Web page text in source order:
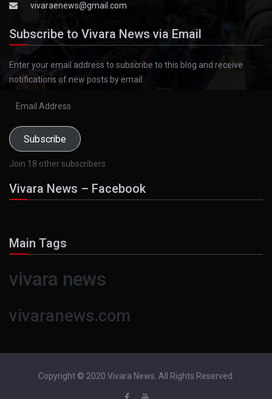
vivaraenews@gmail.com
Subscribe to Vivara News via Email
Enter your email address to subscribe to this blog and receive
notifications of new posts by email.
Subscribe
Join 18 other subscribers
Vivara News – Facebook
Main Tags
vivara news
vivaranews.com
Copyright © 2020 Vivara News. All Rights Reserved.